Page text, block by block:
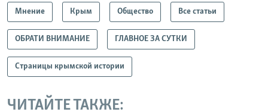
Мнение Крым Общество Все статьи
ОБРАТИ ВНИМАНИЕ ГЛАВНОЕ ЗА СУТКИ
Страницы крымской истории
ЧИТАЙТЕ ТАКЖЕ: